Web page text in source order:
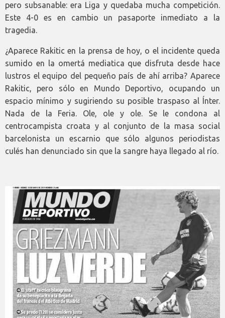
pero subsanable: era Liga y quedaba mucha competición.
Este 4-0 es en cambio un pasaporte inmediato a la
tragedia.
¿Aparece Rakitic en la prensa de hoy, o el incidente queda
sumido en la omertá mediatica que disfruta desde hace
lustros el equipo del pequeño país de ahí arriba? Aparece
Rakitic, pero sólo en Mundo Deportivo, ocupando un
espacio mínimo y sugiriendo su posible traspaso al Ínter.
Nada de la Feria. Ole, ole y ole. Se le condona al
centrocampista croata y al conjunto de la masa social
barcelonista un escarnio que sólo algunos periodistas
culés han denunciado sin que la sangre haya llegado al río.